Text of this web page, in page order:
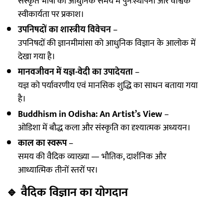
स्वीकार्यता पर प्रकाश।
उपनिषदों का शास्त्रीय विवेचन–
उपनिषदों की ज्ञानमीमांसा को आधुनिक विज्ञान के आलोक में
देखा गया है।
मानवजीवन में यज्ञ-वेदी का उपादेयता–
यज्ञ को पर्यावरणीय एवं मानसिक शुद्धि का साधन बताया गया
है।
Buddhism in Odisha: An Artist’s View–
ओडिशा में बौद्ध कला और संस्कृति का दृश्यात्मक अध्ययन।
काल का स्वरूप–
समय की वैदिक व्याख्या — भौतिक, दार्शनिक और
आध्यात्मिक तीनों स्तरों पर।
🔹वैदिक विज्ञान का योगदान